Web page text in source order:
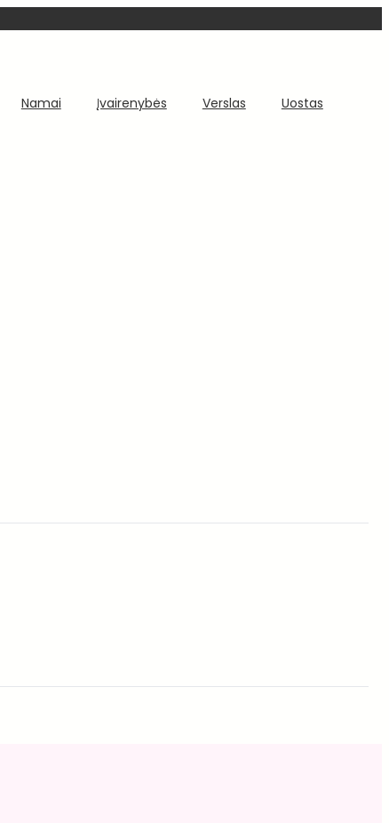
Namai Įvairenybės Verslas Uostas